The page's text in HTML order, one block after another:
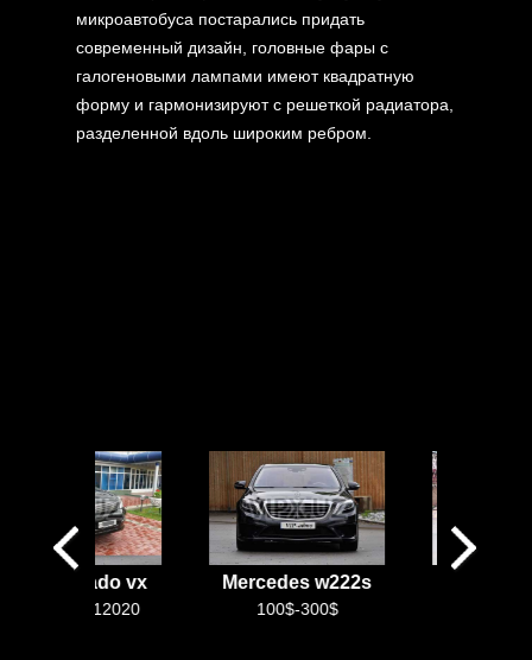
микроавтобуса постарались придать
современный дизайн, головные фары с
галогеновыми лампами имеют квадратную
форму и гармонизируют с решеткой радиатора,
разделенной вдоль широким ребром.
Prado vx
99 8212020
Mercedes w222s
100$-300$